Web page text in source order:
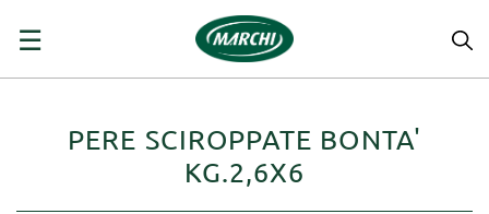
navigazione
☰
PERE SCIROPPATE BONTA'
KG.2,6X6